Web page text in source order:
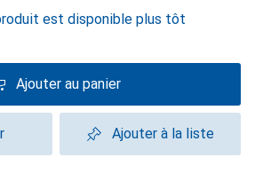
est disponible plus tôt
Ajouter au panier
Ajouter à la liste